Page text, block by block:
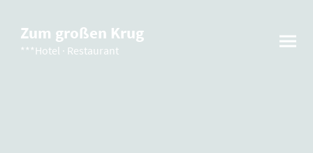
Zum großen Krug
***Hotel · Restaurant